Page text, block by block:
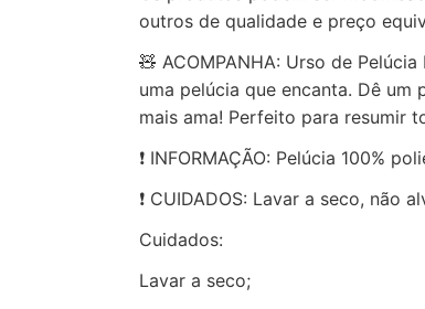
outros de qualidade e preço
🧸 ACOMPANHA: Urso de
uma pelúcia que encanta. Dê
mais ama! Perfeito para resumir
❗ INFORMAÇÃO: Pelúcia 100%
❗ CUIDADOS: Lavar a seco, não
Cuidados:
Lavar a seco;